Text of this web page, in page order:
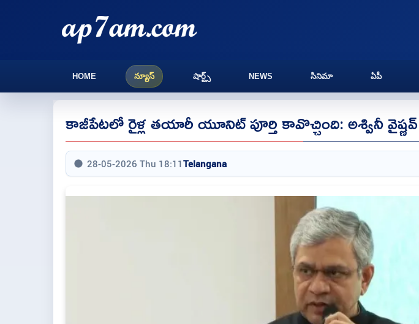
HOME న్యూస్ షార్ట్స్ NEWS సినిమా ఏపీ
కాజీపేటలో రైళ్ల తయారీ యూనిట్ పూర్తి కావొచ్చింది: అశ్వినీ వైష్ణవ్
28-05-2026 Thu 18:11Telangana